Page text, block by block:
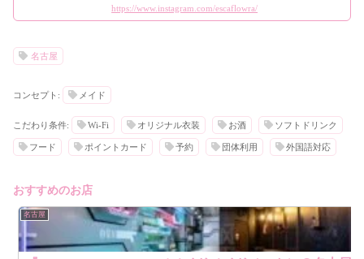
https://www.instagram.com/escaflowra/
名古屋
コンセプト: メイド
こだわり条件: Wi-Fi オリジナル衣装 お酒 ソフトドリンク
フード ポイントカード 予約 団体利用 外国語対応
おすすめのお店
名古屋